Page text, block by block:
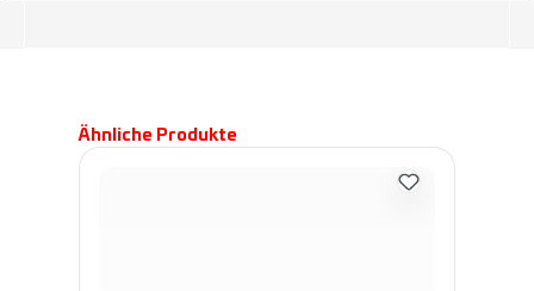
Produktgalerie überspringen
Ähnliche Produkte